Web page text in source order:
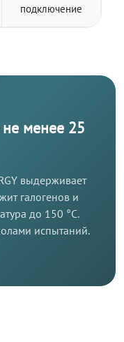
подключение
менее 25
выдерживает
галогенов и
до 150 °C.
испытаний.